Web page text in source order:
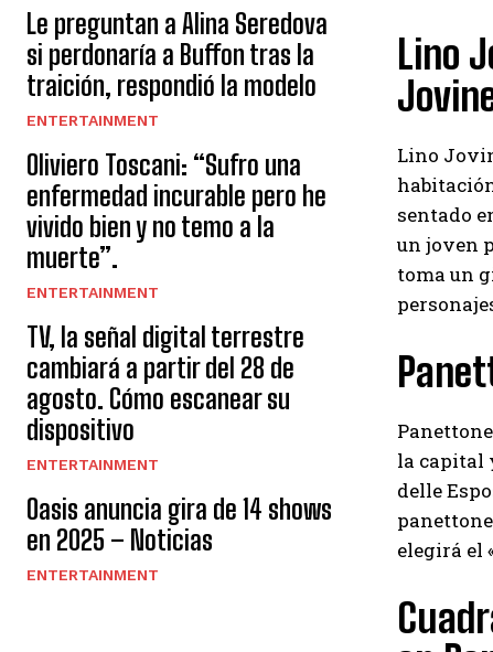
Le preguntan a Alina Seredova
si perdonaría a Buffon tras la
traición, respondió la modelo
ENTERTAINMENT
Oliviero Toscani: “Sufro una
enfermedad incurable pero he
vivido bien y no temo a la
muerte”.
ENTERTAINMENT
TV, la señal digital terrestre
cambiará a partir del 28 de
agosto. Cómo escanear su
dispositivo
ENTERTAINMENT
Oasis anuncia gira de 14 shows
en 2025 – Noticias
ENTERTAINMENT
Lino
Lino
sentado
un joven
toma un
la capital
delle
elegirá el